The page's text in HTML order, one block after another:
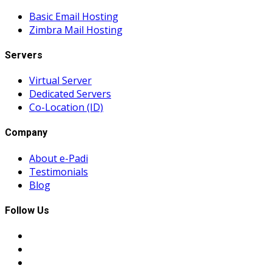
Basic Email Hosting
Zimbra Mail Hosting
Servers
Virtual Server
Dedicated Servers
Co-Location (ID)
Company
About e-Padi
Testimonials
Blog
Follow Us